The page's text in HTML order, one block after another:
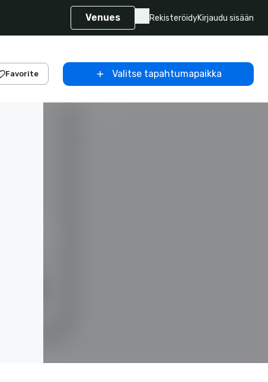
Venues RekisteröidyKirjaudu sisään
Favorite Valitse tapahtumapaikka